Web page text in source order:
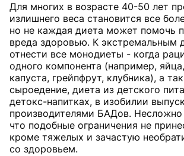
Для многих в возрасте 40-50 лет
излишнего веса становится все
но не каждая диета может помочь
вреда здоровью. К экстремальным
отнести все монодиеты - когда
одного компонента (например,
капуста, грейпфрут, клубника), а
сыроедение, диета из детского
детокс-напитках, в изобилии
производителями БАДов. Несложно
что подобные ограничения не
кроме тяжелых и зачастую
со здоровьем.